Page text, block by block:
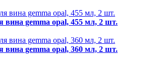
вина gemma opal, 455 мл, 2 шт.
вина gemma opal, 360 мл, 2 шт.